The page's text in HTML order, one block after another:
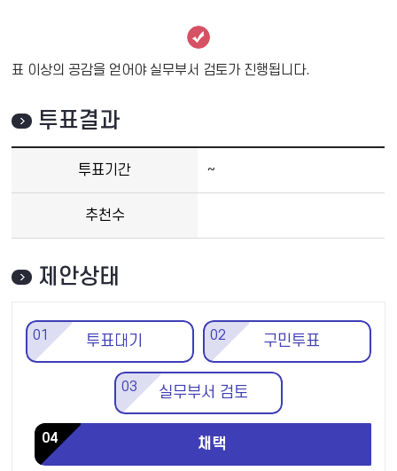
표 이상의 공감을 얻어야 실무부서 검토가 진행됩니다.
투표결과
투표기간 ~
추천수
제안상태
01 투표대기 02 구민투표
03 실무부서 검토
04 채택